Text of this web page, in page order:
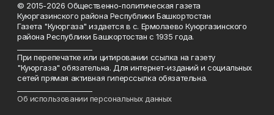
© 2015-2026 Общественно-политическая газета
Куюргазинского района Республики Башкортостан
Газета "Куюргаза" издается в с. Ермолаево Куюргазинского
района Республики Башкортостан с 1935 года.
При перепечатке или цитировании ссылка на газету
"Куюргаза" обязательна. Для интернет-изданий и социальных
сетей прямая активная гиперссылка обязательна.
Об использовании персональных данных